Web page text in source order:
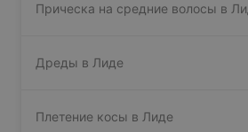
Прическа на средние волосы в
Дреды в Лиде
Плетение косы в Лиде